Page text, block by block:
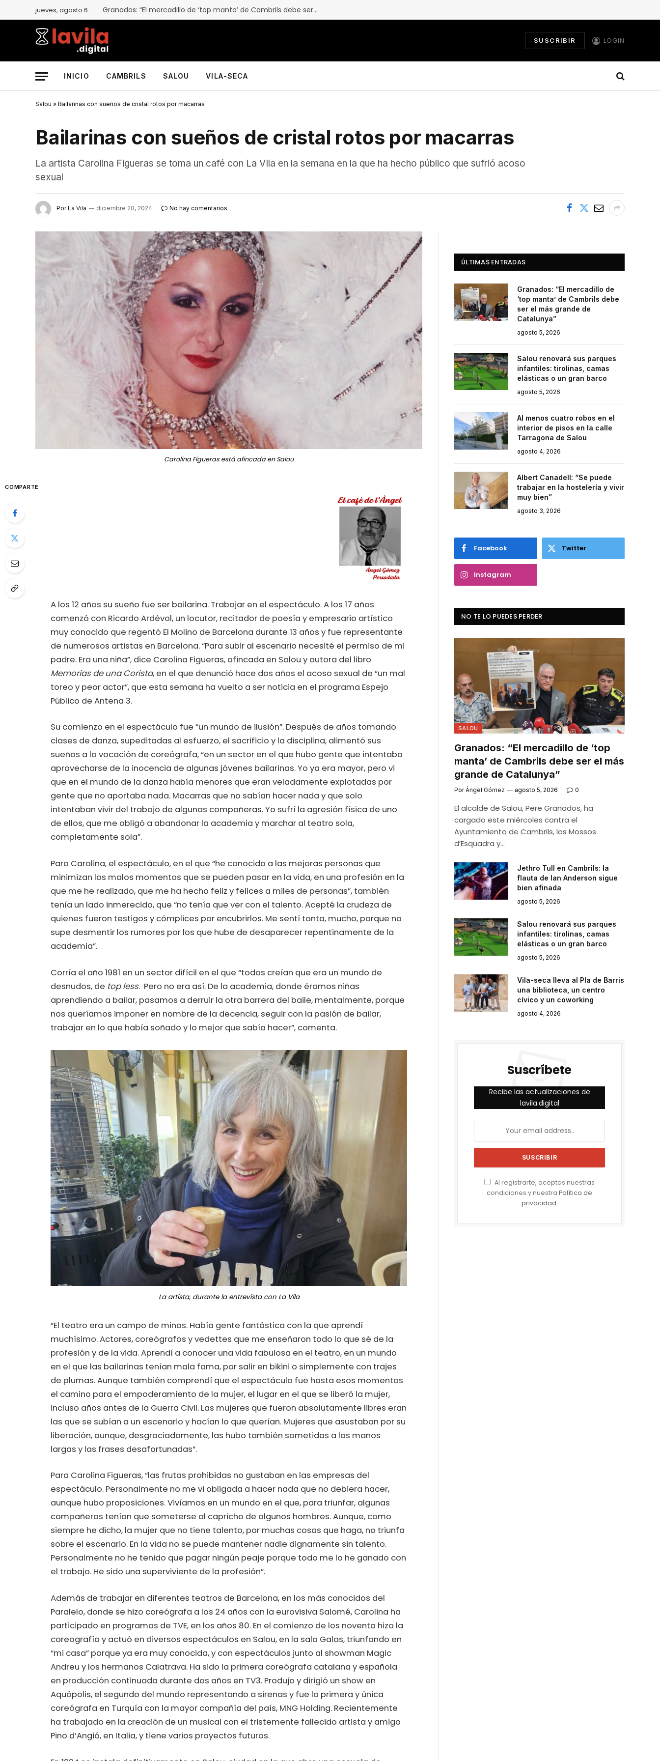
jueves, agosto 6 Granados: “El mercadillo de ‘top manta’ de Cambrils debe ser el más grande de Catalunya”
SUSCRIBIR LOGIN
INICIO CAMBRILS SALOU VILA-SECA
Salou » Bailarinas con sueños de cristal rotos por macarras
Bailarinas con sueños de cristal rotos por macarras
La artista Carolina Figueras se toma un café con La VIla en la semana en la que ha hecho público que sufrió acoso
sexual
Por La Vila diciembre 20, 2024 No hay comentarios
Carolina Figueras está afincada en Salou
COMPARTE
A los 12 años su sueño fue ser bailarina. Trabajar en el espectáculo. A los 17 años
comenzó con Ricardo Ardévol, un locutor, recitador de poesía y empresario artístico
muy conocido que regentó El Molino de Barcelona durante 13 años y fue representante
de numerosos artistas en Barcelona. “Para subir al escenario necesité el permiso de mi
padre. Era una niña”, dice Carolina Figueras, afincada en Salou y autora del libro
Memorias de una Corista, en el que denunció hace dos años el acoso sexual de “un mal
toreo y peor actor”, que esta semana ha vuelto a ser noticia en el programa Espejo
Público de Antena 3.
Su comienzo en el espectáculo fue “un mundo de ilusión”. Después de años tomando
clases de danza, supeditadas al esfuerzo, el sacrificio y la disciplina, alimentó sus
sueños a la vocación de coreógrafa, “en un sector en el que hubo gente que intentaba
aprovecharse de la inocencia de algunas jóvenes bailarinas. Yo ya era mayor, pero vi
que en el mundo de la danza había menores que eran veladamente explotadas por
gente que no aportaba nada. Macarras que no sabían hacer nada y que solo
intentaban vivir del trabajo de algunas compañeras. Yo sufrí la agresión física de uno
de ellos, que me obligó a abandonar la academia y marchar al teatro sola,
completamente sola”.
Para Carolina, el espectáculo, en el que “he conocido a las mejoras personas que
minimizan los malos momentos que se pueden pasar en la vida, en una profesión en la
que me he realizado, que me ha hecho feliz y felices a miles de personas”, también
tenía un lado inmerecido, que “no tenía que ver con el talento. Acepté la crudeza de
quienes fueron testigos y cómplices por encubrirlos. Me sentí tonta, mucho, porque no
supe desmentir los rumores por los que hube de desaparecer repentinamente de la
academia”.
Corría el año 1981 en un sector difícil en el que “todos creían que era un mundo de
desnudos, de top less. Pero no era así. De la academia, donde éramos niñas
aprendiendo a bailar, pasamos a derruir la otra barrera del baile, mentalmente, porque
nos queríamos imponer en nombre de la decencia, seguir con la pasión de bailar,
trabajar en lo que había soñado y lo mejor que sabía hacer”, comenta.
La artista, durante la entrevista con La Vila
“El teatro era un campo de minas. Había gente fantástica con la que aprendí
muchísimo. Actores, coreógrafos y vedettes que me enseñaron todo lo que sé de la
profesión y de la vida. Aprendí a conocer una vida fabulosa en el teatro, en un mundo
en el que las bailarinas tenían mala fama, por salir en bikini o simplemente con trajes
de plumas. Aunque también comprendí que el espectáculo fue hasta esos momentos
el camino para el empoderamiento de la mujer, el lugar en el que se liberó la mujer,
incluso años antes de la Guerra Civil. Las mujeres que fueron absolutamente libres eran
las que se subían a un escenario y hacían lo que querían. Mujeres que asustaban por su
liberación, aunque, desgraciadamente, las hubo también sometidas a las manos
largas y las frases desafortunadas”.
Para Carolina Figueras, “las frutas prohibidas no gustaban en las empresas del
espectáculo. Personalmente no me vi obligada a hacer nada que no debiera hacer,
aunque hubo proposiciones. Vivíamos en un mundo en el que, para triunfar, algunas
compañeras tenían que someterse al capricho de algunos hombres. Aunque, como
siempre he dicho, la mujer que no tiene talento, por muchas cosas que haga, no triunfa
sobre el escenario. En la vida no se puede mantener nadie dignamente sin talento.
Personalmente no he tenido que pagar ningún peaje porque todo me lo he ganado con
el trabajo. He sido una superviviente de la profesión”.
Además de trabajar en diferentes teatros de Barcelona, en los más conocidos del
Paralelo, donde se hizo coreógrafa a los 24 años con la eurovisiva Salomé, Carolina ha
participado en programas de TVE, en los años 80. En el comienzo de los noventa hizo la
coreografía y actuó en diversos espectáculos en Salou, en la sala Galas, triunfando en
“mi casa” porque ya era muy conocida, y con espectáculos junto al showman Magic
Andreu y los hermanos Calatrava. Ha sido la primera coreógrafa catalana y española
en producción continuada durante dos años en TV3. Produjo y dirigió un show en
Aquópolis, el segundo del mundo representando a sirenas y fue la primera y única
coreógrafa en Turquía con la mayor compañía del país, MNG Holding. Recientemente
ha trabajado en la creación de un musical con el tristemente fallecido artista y amigo
Pino d’Angió, en Italia, y tiene varios proyectos futuros.
ÚLTIMAS ENTRADAS
Granados: “El mercadillo de
‘top manta’ de Cambrils debe
ser el más grande de
Catalunya”
agosto 5, 2026
Salou renovará sus parques
infantiles: tirolinas, camas
elásticas o un gran barco
agosto 5, 2026
Al menos cuatro robos en el
interior de pisos en la calle
Tarragona de Salou
agosto 4, 2026
Albert Canadell: “Se puede
trabajar en la hostelería y vivir
muy bien”
agosto 3, 2026
Facebook Twitter
Instagram
NO TE LO PUEDES PERDER
SALOU
Granados: “El mercadillo de ‘top
manta’ de Cambrils debe ser el más
grande de Catalunya”
Por Ángel Gómez agosto 5, 2026 0
El alcalde de Salou, Pere Granados, ha
cargado este miércoles contra el
Ayuntamiento de Cambrils, los Mossos
d’Esquadra y…
Jethro Tull en Cambrils: la
flauta de Ian Anderson sigue
bien afinada
agosto 5, 2026
Salou renovará sus parques
infantiles: tirolinas, camas
elásticas o un gran barco
agosto 5, 2026
Vila-seca lleva al Pla de Barris
una biblioteca, un centro
cívico y un coworking
agosto 4, 2026
Suscríbete
Recibe las actualizaciones de
lavila.digital
Al registrarte, aceptas nuestras
condiciones y nuestra Política de
privacidad.